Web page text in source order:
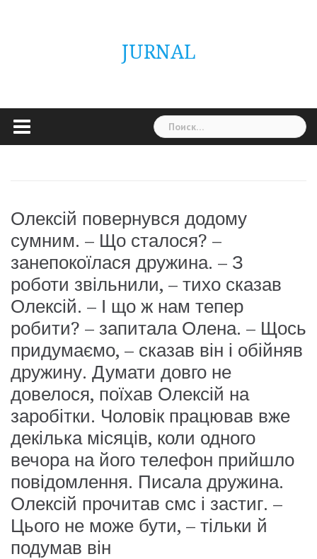
JURNAL
Найти:
Олексій повернувся додому
сумним. – Що сталося? –
занепокоїлася дружина. – З
роботи звільнили, – тихо сказав
Олексій. – І що ж нам тепер
робити? – запитала Олена. – Щось
придумаємо, – сказав він і обійняв
дружину. Думати довго не
довелося, поїхав Олексій на
заробітки. Чоловік працював вже
декілька місяців, коли одного
вечора на його телефон прийшло
повідомлення. Писала дружина.
Олексій прочитав смс і застиг. –
Цього не може бути, – тільки й
подумав він